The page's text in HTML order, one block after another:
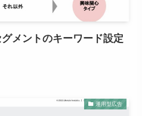
メントのキーワード設定
運用型広告